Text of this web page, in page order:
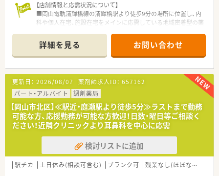
【店舗情報と応需状況について】
■岡山電軌清輝橋線の清輝橋駅より徒歩9分の場所に位置し、内
科や個人在宅、施設在宅をメインに応需している地域密着型の薬
■1日あたりの処方箋応需枚数は約50枚となっており、月間では
900枚から1,000枚程度の処方箋を丁寧に対応している実績があ
ります。
■勤務薬剤師は20代から50代まで幅広い層が5名在籍しており、
事務スタッフ2名とともに協力し合いながら日々の業務に励んで
います。
【募集背景と求める人物像について】
■法人の将来を担う中核メンバーを育成するための定期採用で
あり、特に20代から40代の正社員薬剤師を1名限定で急募してい
ます。
■在宅医療に興味があり患者様一人ひとりと深く関わりたい方
や、地域に無くてはならない存在を目指して前向きに努力できる
方を求めます。
■調剤経験の有無よりも人柄や意欲を重視しており、周囲のスタ
詳細を見る お問い合わせ
更新日： 2026/08/07 薬剤師求人ID： 657162
パート・アルバイト
調剤薬局
【岡山市北区】≪駅近・庭瀬駅より徒歩5分≫ラストまで勤務
可能な方、応援勤務が可能な方歓迎！日数・曜日等ご相談く
ださい！近隣クリニックより耳鼻科を中心に応需
検討リストに追加
駅チカ 土日休み(相談可含む) ブランク可 残業なし(ほぼなし含む)